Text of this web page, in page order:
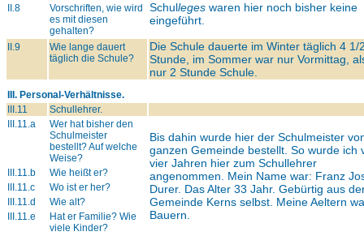
II.8
Vorschriften, wie wird
es mit diesen
gehalten?
Schulleges waren hier noch bisher keine
eingeführt.
II.9
Wie lange dauert
täglich die Schule?
Die Schule dauerte im Winter täglich 4 1/
Stunde, im Sommer war nur Vormittag,
nur 2 Stunde Schule.
III. Personal-Verhältnisse.
III.11
Schullehrer.
III.11.a
Wer hat bisher den
Schulmeister
bestellt? Auf welche
Weise?
Bis dahin wurde hier der Schulmeister
ganzen Gemeinde bestellt. So wurde ich
vier Jahren hier zum Schullehrer
angenommen. Mein Name war: Franz
Durer. Das Alter 33 Jahr. Gebürtig aus
Gemeinde Kerns selbst. Meine Aeltern
Bauern.
III.11.b
Wie heißt er?
III.11.c
Wo ist er her?
III.11.d
Wie alt?
III.11.e
Hat er Familie? Wie
viele Kinder?